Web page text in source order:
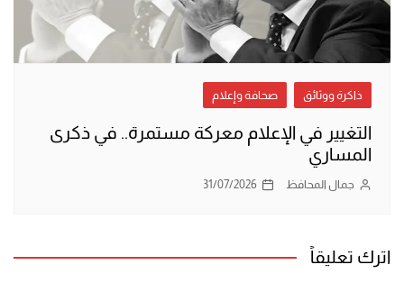
ذاكرة ووثائق صحافة وإعلام
التغيير في الإعلام معركة مستمرة.. في ذكرى
المساري
جمال المحافظ 31/07/2026
اترك تعليقاً